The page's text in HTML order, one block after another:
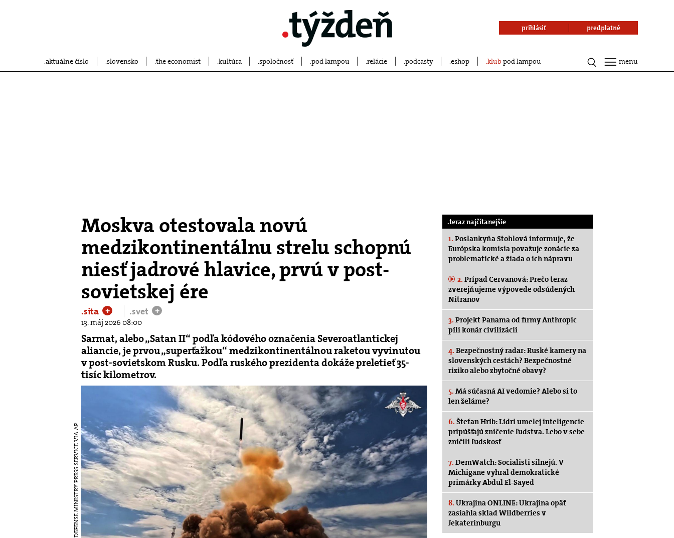
aktuálne číslo slovensko the economist kultúra spoločnosť pod lampou relácie podcasty eshop klubpod lampou
prihlásiť predplatné
menu
Moskva otestovala novú
medzikontinentálnu strelu schopnú
niesť jadrové hlavice, prvú v post-
sovietskej ére
.sita + .svet +
13. máj 2026 08:00
Sarmat, alebo „Satan II“ podľa kódového označenia Severoatlantickej
aliancie, je prvou „superťažkou“ medzikontinentálnou raketou vyvinutou
v post-sovietskom Rusku. Podľa ruského prezidenta dokáže preletieť 35-
tisíc kilometrov.
SITA/RUSSIAN DEFENSE MINISTRY PRESS SERVICE VIA AP
.teraz najčítanejšie
1. Poslankyňa Stohlová informuje, že
Európska komisia považuje zonácie za
problematické a žiada o ich nápravu
2. Prípad Cervanová: Prečo teraz
zverejňujeme výpovede odsúdených
Nitranov
3. Projekt Panama od firmy Anthropic
píli konár civilizácii
4. Bezpečnostný radar: Ruské kamery na
slovenských cestách? Bezpečnostné
riziko alebo zbytočné obavy?
5. Má súčasná AI vedomie? Alebo si to
len želáme?
6. Štefan Hríb: Lídri umelej inteligencie
pripúšťajú zničenie ľudstva. Lebo v sebe
zničili ľudskosť
7. DemWatch: Socialisti silnejú. V
Michigane vyhral demokratické
primárky Abdul El-Sayed
8. Ukrajina ONLINE: Ukrajina opäť
zasiahla sklad Wildberries v
Jekaterinburgu